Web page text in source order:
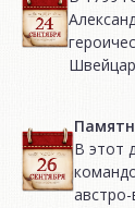
В этот
австро-